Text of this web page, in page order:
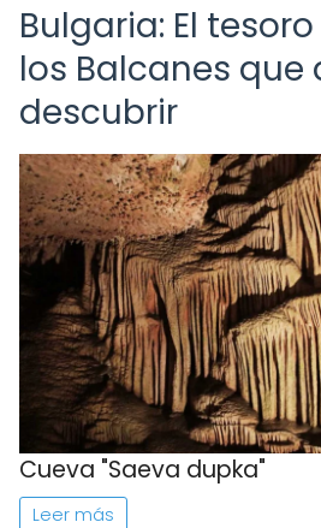
Bulgaria: El
los Balcanes que
descubrir
Cueva "Saeva dupka"
Leer más